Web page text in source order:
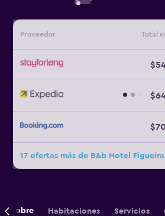
Proveedor Total
17 ofertas más de B&b Hotel
Sobre Habitaciones Servicios